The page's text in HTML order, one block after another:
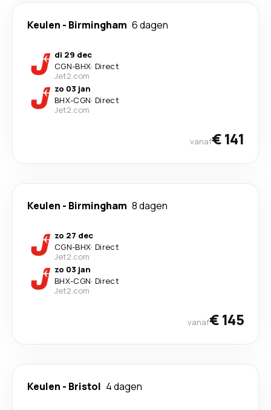
Keulen - Birmingham 6 dagen
di 29 dec
CGN-BHX· Direct
Jet2.com
zo 03 jan
BHX-CGN· Direct
Jet2.com
vanaf€ 141
Keulen - Birmingham 8 dagen
zo 27 dec
CGN-BHX· Direct
Jet2.com
zo 03 jan
BHX-CGN· Direct
Jet2.com
vanaf€ 145
Keulen - Bristol 4 dagen